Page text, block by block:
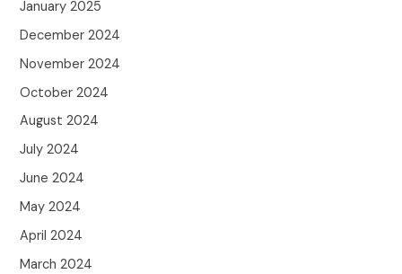
January 2025
December 2024
November 2024
October 2024
August 2024
July 2024
June 2024
May 2024
April 2024
March 2024